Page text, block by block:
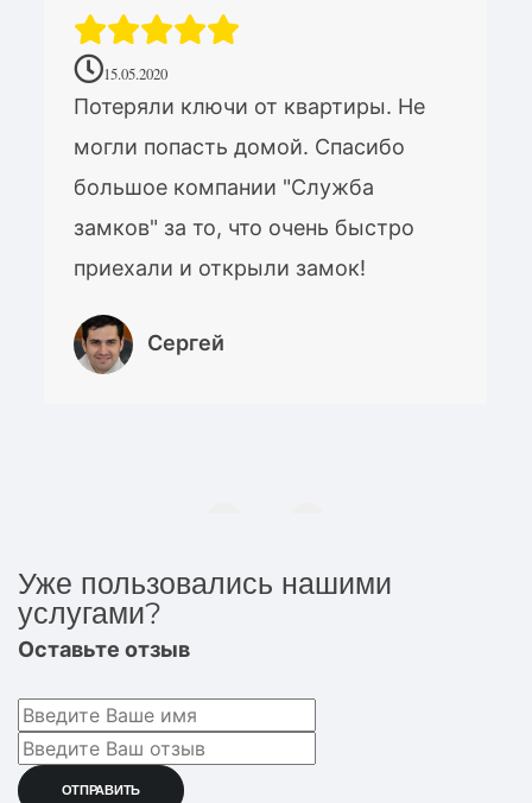
15.05.2020
Потеряли ключи от квартиры. Не
могли попасть домой. Спасибо
большое компании "Служба
замков" за то, что очень быстро
приехали и открыли замок!
Сергей
Уже пользовались нашими
услугами?
Оставьте отзыв